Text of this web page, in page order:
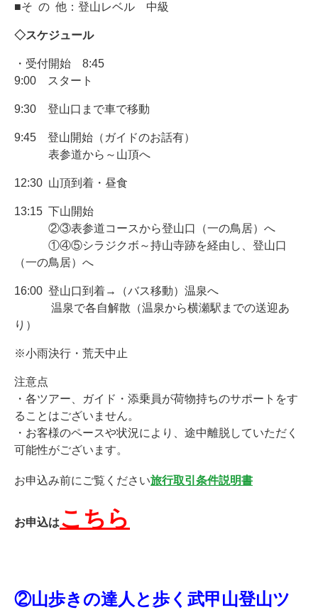
■そ の 他：登山レベル 中級
◇スケジュール
・受付開始 8:45
9:00 スタート
9:30 登山口まで車で移動
9:45 登山開始（ガイドのお話有）
表参道から～山頂へ
12:30 山頂到着・昼食
13:15 下山開始
②③表参道コースから登山口（一の鳥居）へ
①④⑤シラジクボ～持山寺跡を経由し、登山口
（一の鳥居）へ
16:00 登山口到着→（バス移動）温泉へ
温泉で各自解散（温泉から横瀬駅までの送迎あ
り）
※小雨決行・荒天中止
注意点
・各ツアー、ガイド・添乗員が荷物持ちのサポートをす
ることはございません。
・お客様のペースや状況により、途中離脱していただく
可能性がございます。
お申込み前にご覧ください旅行取引条件説明書
お申込は こちら
②山歩きの達人と歩く武甲山登山ツ